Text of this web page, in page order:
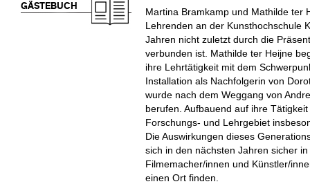
GÄSTEBUCH
Martina Bramkamp und Mathilde ter
Lehrenden an der Kunsthochschule
Jahren nicht zuletzt durch die
verbunden ist. Mathilde ter Heijne
ihre Lehrtätigkeit mit dem
Installation als Nachfolgerin von
wurde nach dem Weggang von
berufen. Aufbauend auf ihre
Forschungs- und Lehrgebiet
Die Auswirkungen dieses
sich in den nächsten Jahren sicher
Filmemacher/innen und Künstler/
einen Ort finden.